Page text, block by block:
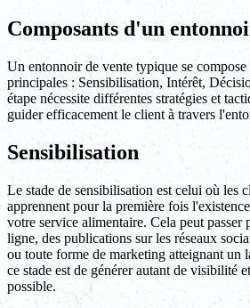
Composants d'un
Un entonnoir de vente typique se compose
principales : Sensibilisation, Intérêt,
étape nécessite différentes stratégies et
guider efficacement le client à travers
Sensibilisation
Le stade de sensibilisation est celui où les
apprennent pour la première fois
votre service alimentaire. Cela peut passer
ligne, des publications sur les réseaux
ou toute forme de marketing atteignant un
ce stade est de générer autant de visibilité
possible.